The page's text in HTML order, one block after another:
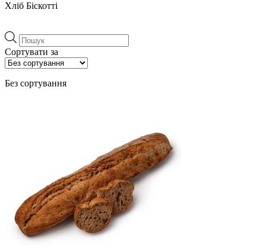
Хліб Біскотті
Пошук
товарів
Сортувати за
Без сортування